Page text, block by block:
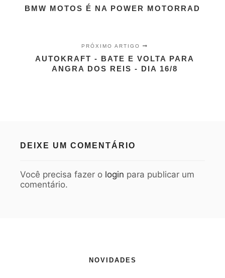
BMW MOTOS É NA POWER MOTORRAD
PRÓXIMO ARTIGO
AUTOKRAFT - BATE E VOLTA PARA
ANGRA DOS REIS - DIA 16/8
DEIXE UM COMENTÁRIO
Você precisa fazer o login para publicar um
comentário.
NOVIDADES